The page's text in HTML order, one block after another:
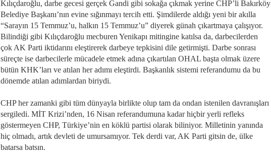
Kılıçdaroğlu, darbe gecesi gerçek Gandi gibi sokağa çıkmak yerine CHP’li Bakırköy
Belediye Başkanı’nın evine sığınmayı tercih etti. Şimdilerde aldığı yeni bir akılla
“Sarayın 15 Temmuz’u, halkın 15 Temmuz’u” diyerek günah çıkartmaya çalışıyor.
Bilindiği gibi Kılıçdaroğlu mecburen Yenikapı mitingine katılsa da, darbecilerden
çok AK Parti iktidarını eleştirerek darbeye tepkisini dile getirmişti. Darbe sonrası
süreçte ise darbecilerle mücadele etmek adına çıkartılan OHAL başta olmak üzere
bütün KHK’ları ve atılan her adımı eleştirdi. Başkanlık sistemi referandumu da bu
dönemde atılan adımlardan biriydi.
CHP her zamanki gibi tüm dünyayla birlikte olup tam da ondan istenilen davranışları
sergiledi. MİT Krizi’nden, 16 Nisan referandumuna kadar hiçbir yerli refleks
göstermeyen CHP, Türkiye’nin en köklü partisi olarak biliniyor. Milletinin yanında
hiç olmadı, artık devleti de umursamıyor. Tek derdi var, AK Parti gitsin de, ülke
batarsa batsın.